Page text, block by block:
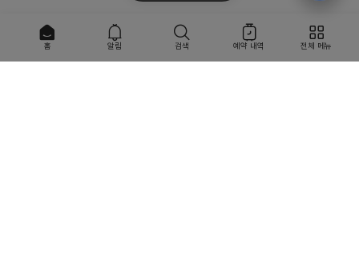
홈 알림 검색 예약 내역 전체 메뉴